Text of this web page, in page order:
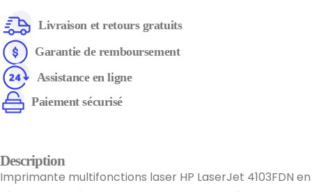
Livraison et retours gratuits
Garantie de remboursement
Assistance en ligne
Paiement sécurisé
Description
Imprimante multifonctions laser HP LaserJet 4103FDN en